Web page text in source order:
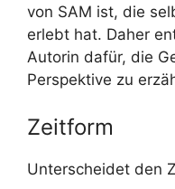
von SAM ist, die
erlebt hat. Daher
Autorin dafür, die
Perspektive zu
Zeitform
Unterscheidet den